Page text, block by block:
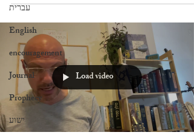
עברית
English
encouragement
Journal
Prophecy
ישוע
Load video